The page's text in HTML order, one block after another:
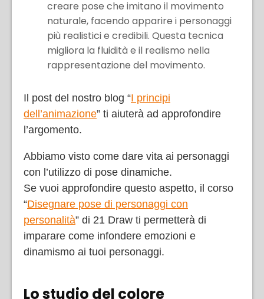
creare pose che imitano il movimento
naturale, facendo apparire i personaggi
più realistici e credibili. Questa tecnica
migliora la fluidità e il realismo nella
rappresentazione del movimento.
Il post del nostro blog “I principi
dell’animazione” ti aiuterà ad approfondire
l’argomento.
Abbiamo visto come dare vita ai personaggi
con l’utilizzo di pose dinamiche.
Se vuoi approfondire questo aspetto, il corso
“Disegnare pose di personaggi con
personalità” di 21 Draw ti permetterà di
imparare come infondere emozioni e
dinamismo ai tuoi personaggi.
Lo studio del colore